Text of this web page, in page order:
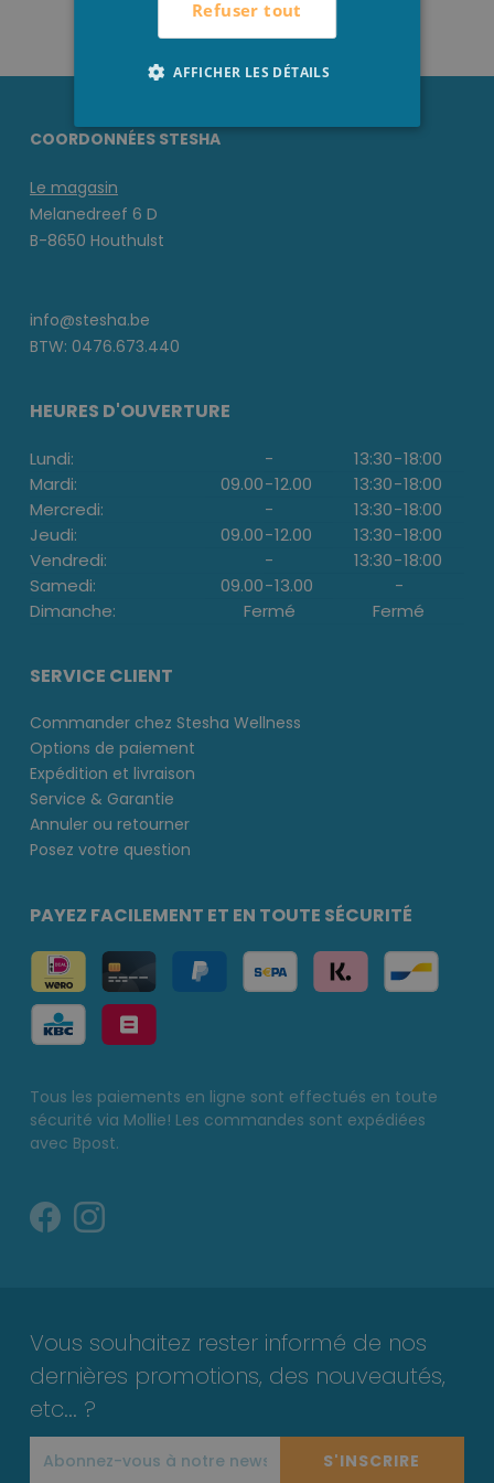
COORDONNÉES STESHA
Le magasin
Melanedreef 6 D
B-8650 Houthulst
info@stesha.be
BTW: 0476.673.440
HEURES D'OUVERTURE
Lundi: - 13:30-18:00
Mardi:
09.00-12.00 13:30-18:00
Mercredi:
- 13:30-18:00
Jeudi:
09.00-12.00 13:30-18:00
Vendredi:
- 13:30-18:00
Samedi:
09.00-13.00
-
Dimanche:
Fermé Fermé
SERVICE CLIENT
Commander chez Stesha Wellness
Options de paiement
Expédition et livraison
Service & Garantie
Annuler ou retourner
Posez votre question
PAYEZ FACILEMENT ET EN TOUTE SÉCURITÉ
Tous les paiements en ligne sont effectués en toute
sécurité via Mollie! Les commandes sont expédiées
avec Bpost.
Vous souhaitez rester informé de nos
dernières promotions, des nouveautés,
etc... ?
S'INSCRIRE
Refuser tout
AFFICHER LES DÉTAILS